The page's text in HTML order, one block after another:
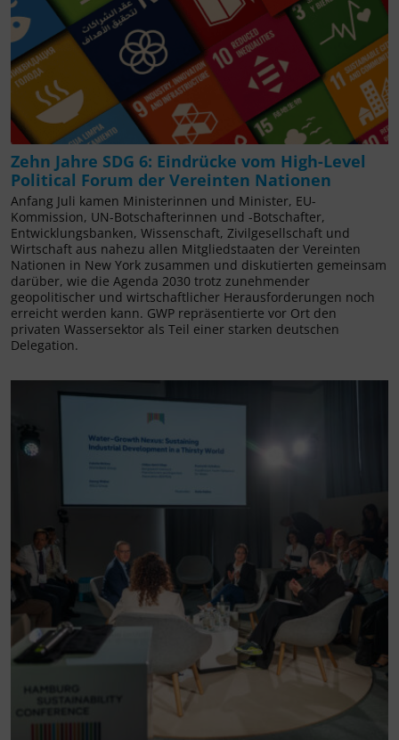
Zehn Jahre SDG 6: Eindrücke vom High-Level
Political Forum der Vereinten Nationen
Anfang Juli kamen Ministerinnen und Minister, EU-
Kommission, UN-Botschafterinnen und -Botschafter,
Entwicklungsbanken, Wissenschaft, Zivilgesellschaft und
Wirtschaft aus nahezu allen Mitgliedstaaten der Vereinten
Nationen in New York zusammen und diskutierten gemeinsam
darüber, wie die Agenda 2030 trotz zunehmender
geopolitischer und wirtschaftlicher Herausforderungen noch
erreicht werden kann. GWP repräsentierte vor Ort den
privaten Wassersektor als Teil einer starken deutschen
Delegation.